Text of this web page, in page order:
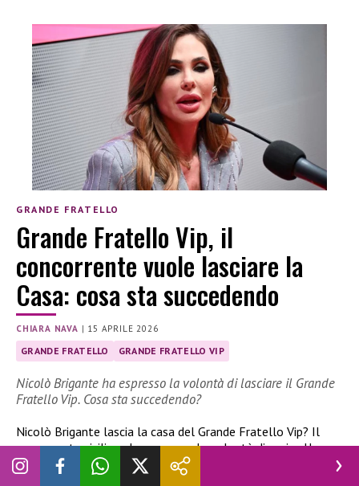
GRANDE FRATELLO
Grande Fratello Vip, il
concorrente vuole lasciare la
Casa: cosa sta succedendo
CHIARA NAVA | 15 APRILE 2026
GRANDE FRATELLO GRANDE FRATELLO VIP
Nicolò Brigante ha espresso la volontà di lasciare il Grande
Fratello Vip. Cosa sta succedendo?
Nicolò Brigante lascia la casa del Grande Fratello Vip? Il
concorrente siciliano ha espresso la volontà di uscire. Una
decisione associata all’uscita di Blu Barbara Prezia dal gioco.